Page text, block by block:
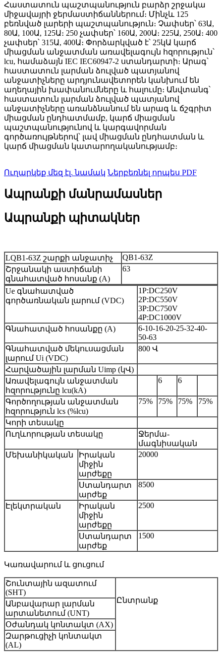
Հաստատուն պաշտպանություն բարձր շրջակա
միջավայրի ջերմաստիճաններում։ Մինչև 125
բեռնված լարերի պաշտպանություն։ Չափսեր՝ 63Ա,
80Ա, 100Ա, 125Ա։ 250 չափսեր՝ 160Ա, 200Ա։ 225Ա, 250Ա։ 400
չափսեր՝ 315Ա, 400Ա։ Փորձարկված է՝ 25կԱ կարճ
միացման անջատման առավելագույն հզորություն՝
lcu, համաձայն IEC IEC60947-2 ստանդարտի։ Արագ՝
հաստատուն լարման ձուլված պատյանով
անջատիչները արդյունավետորեն կանխում են
աղեղային խափանումները և հալումը։ Անվտանգ՝
հաստատուն լարման ձուլված պատյանով
անջատիչները առանձնանում են արագ և ճշգրիտ
միացման ընդհատմամբ, կարճ միացման
պաշտպանությունով և կարգավորման
գործառույթներով՝ լավ միացման ընդհատման և
կարճ միացման կատարողականությամբ։
Ուղարկեք մեզ էլ. նամակ Ներբեռնել որպես PDF
Ապրանքի մանրամասներ
Ապրանքի պիտակներ
LQB1-63Z շարքի անջատիչ
QB1-63Z
Շրջանակի աստիճանի
գնահատված հոսանք (A)
63
Ue գնահատված
գործառնական լարում (VDC)
1P:DC250V
2P:DC550V
3P:DC750V
4P:DC1000V
Գնահատված հոսանքը (A)
6-10-16-20-25-32-40-
50-63
Գնահատված մեկուսացման
լարում Ui (VDC)
800 Վ
Հարվածային լարման Uimp (կՎ)
Առավելագույն անջատման
հզորությունը lcu(kA)
6 6
Գործողության անջատման
հզորություն lcs (%lcu)
75% 75% 75% 75%
Կորի տեսակը
Ուղևորության տեսակը
Ջերմա-
մագնիսական
Մեխանիկական
Իրական
միջին
արժեքը
20000
Ստանդարտ
արժեք
8500
Էլեկտրական
Իրական
միջին
արժեքը
2500
Ստանդարտ
արժեք
1500
Կառավարում և ցուցում
Շունտային ազատում
(SHT)
Ընտրանք
Անբավարար լարման
արտանետում (UNT)
Օժանդակ կոնտակտ (AX)
Զարթուցիչի կոնտակտ
(AL)